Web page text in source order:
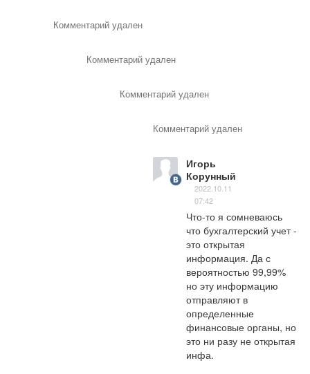
Комментарий удален
Комментарий удален
Комментарий удален
Комментарий удален
Игорь
Корунный
2022.10.11
07:42
Что-то я сомневаюсь
что бухгалтерский учет -
это открытая
информация. Да с
вероятностью 99,99%
но эту информацию
отправляют в
определенные
финансовые органы, но
это ни разу не открытая
инфа.